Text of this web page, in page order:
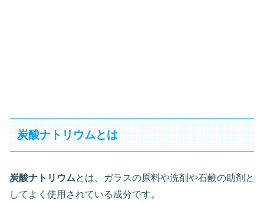
炭酸ナトリウムとは
炭酸ナトリウムとは、ガラスの原料や洗剤や石鹸の助剤と
してよく使用されている成分です。